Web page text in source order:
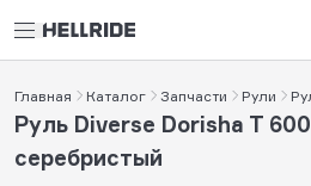
Главная Каталог Запчасти Рули
Руль Diverse Dorisha T 600
серебристый